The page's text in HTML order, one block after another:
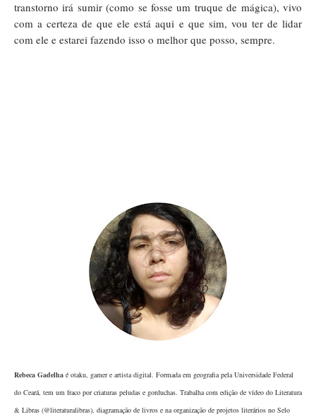
transtorno irá sumir (como se fosse um truque de mágica), vivo
com a certeza de que ele está aqui e que sim, vou ter de lidar
com ele e estarei fazendo isso o melhor que posso, sempre.
Rebeca Gadelha é otaku, gamer e artista digital. Formada em geografia pela Universidade Federal
do Ceará, tem um fraco por criaturas peludas e gorduchas. Trabalha com edição de vídeo do Literatura
& Libras (@literaturalibras), diagramação de livros e na organização de projetos literários no Selo